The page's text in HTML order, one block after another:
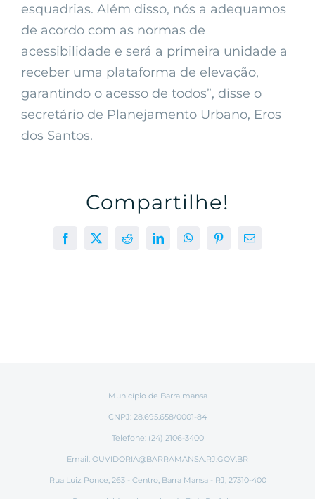
esquadrias. Além disso, nós a adequamos
de acordo com as normas de
acessibilidade e será a primeira unidade a
receber uma plataforma de elevação,
garantindo o acesso de todos”, disse o
secretário de Planejamento Urbano, Eros
dos Santos.
Compartilhe!
Facebook
X RedditLinkedInWhatsAppPinterest
E-
Município de Barra mansa
CNPJ: 28.695.658/0001-84
Telefone: (24) 2106-3400
Email: OUVIDORIA@BARRAMANSA.RJ.GOV.BR
Rua Luiz Ponce, 263 - Centro, Barra Mansa - RJ, 27310-400